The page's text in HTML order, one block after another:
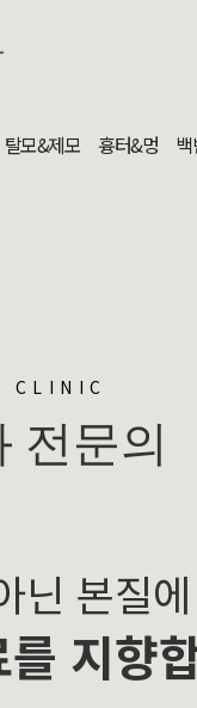
탈모&제모 흉터&멍
CLINIC
전문의
닌 본질에
지향